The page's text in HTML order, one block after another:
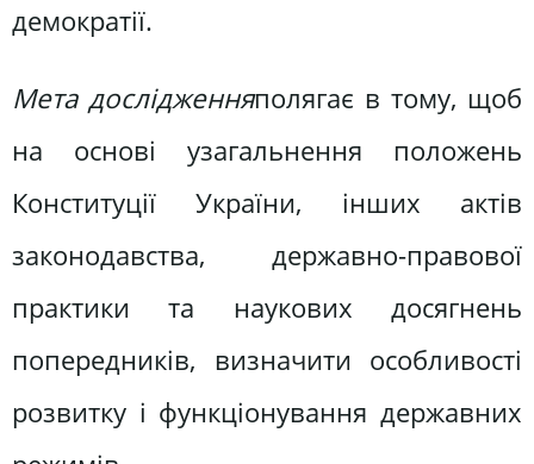
демократії.
Мета дослідженняполягає в тому, щоб
на основі узагальнення положень
Конституції України, інших актів
законодавства, державно-правової
практики та наукових досягнень
попередників, визначити особливості
розвитку і функціонування державних